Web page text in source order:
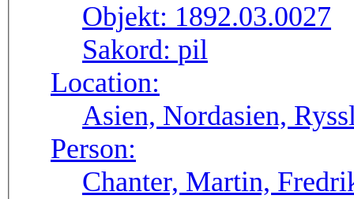
Objekt: 1892.03.0027
Sakord: pil
Location:
Asien, Nordasien,
Person:
Chanter, Martin,